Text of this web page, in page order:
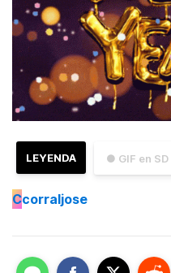
● GIF en SD
LEYENDA
Ccorraljose